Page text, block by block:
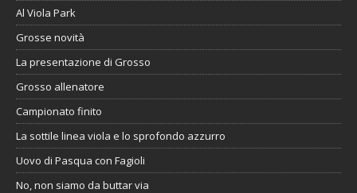
Al Viola Park
Grosse novità
La presentazione di Grosso
Grosso allenatore
Campionato finito
La sottile linea viola e lo sprofondo azzurro
Uovo di Pasqua con Fagioli
No, non siamo da buttar via